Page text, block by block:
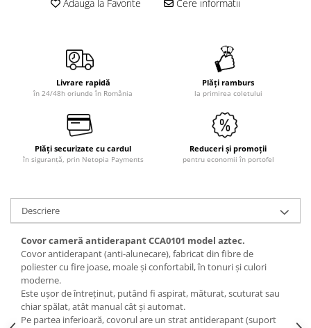
Adauga la Favorite Cere informatii
Livrare rapidă
în 24/48h oriunde în România
Plăți ramburs
la primirea coletului
Plăți securizate cu cardul
în siguranță, prin Netopia Payments
Reduceri și promoții
pentru economii în portofel
Descriere
Covor cameră antiderapant CCA0101 model aztec.
Covor antiderapant (anti-alunecare), fabricat din fibre de
poliester cu fire joase, moale și confortabil, în tonuri și culori
moderne.
Este ușor de întreținut, putând fi aspirat, măturat, scuturat sau
chiar spălat, atât manual cât și automat.
Pe partea inferioară, covorul are un strat antiderapant (suport